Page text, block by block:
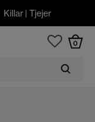
Killar| Tjejer
0